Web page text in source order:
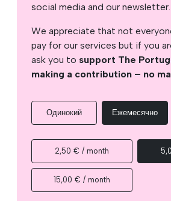
social media and our newsletter.
We appreciate that not
pay for our services but if you
ask you to support The
making a contribution – no
Одинокий Ежемесячно
2,50 € / month
15,00 € / month